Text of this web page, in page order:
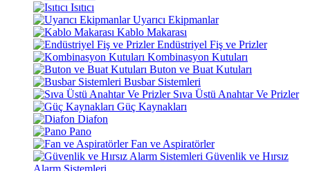
Isıtıcı
Uyarıcı Ekipmanlar
Kablo Makarası
Endüstriyel Fiş ve Prizler
Kombinasyon Kutuları
Buton ve Buat Kutuları
Busbar Sistemleri
Sıva Üstü Anahtar Ve Prizler
Güç Kaynakları
Diafon
Pano
Fan ve Aspiratörler
Güvenlik ve Hırsız
Alarm Sistemleri